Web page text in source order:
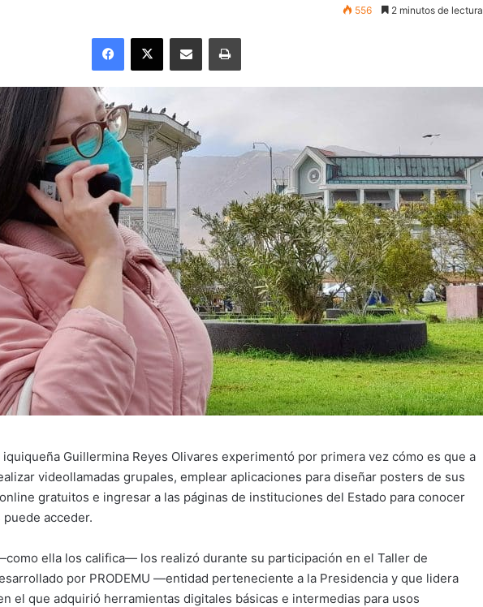
556 2 minutos de lectura
Facebook
X Enviar vía email Imprimir
iquiqueña Guillermina Reyes Olivares experimentó por primera vez cómo es que a
videollamadas grupales, emplear aplicaciones para diseñar posters de sus
gratuitos e ingresar a las páginas de instituciones del Estado para conocer
acceder.
ella los califica— los realizó durante su participación en el Taller de
por PRODEMU —entidad perteneciente a la Presidencia y que lidera
el que adquirió herramientas digitales básicas e intermedias para usos